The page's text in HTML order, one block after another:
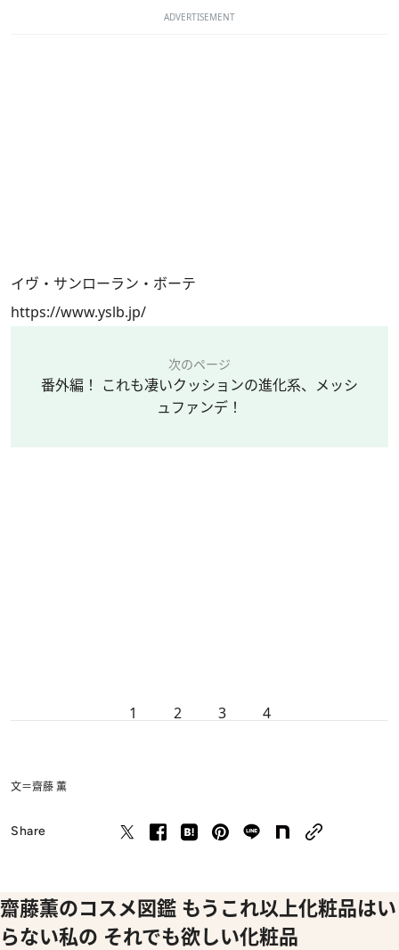
ADVERTISEMENT
イヴ・サンローラン・ボーテ
https://www.yslb.jp/
次のページ
番外編！ これも凄いクッションの進化系、メッシ
ュファンデ！
1 2 3 4
文＝齋藤 薫
Share
齋藤薫のコスメ図鑑 もうこれ以上化粧品はい
らない私の それでも欲しい化粧品